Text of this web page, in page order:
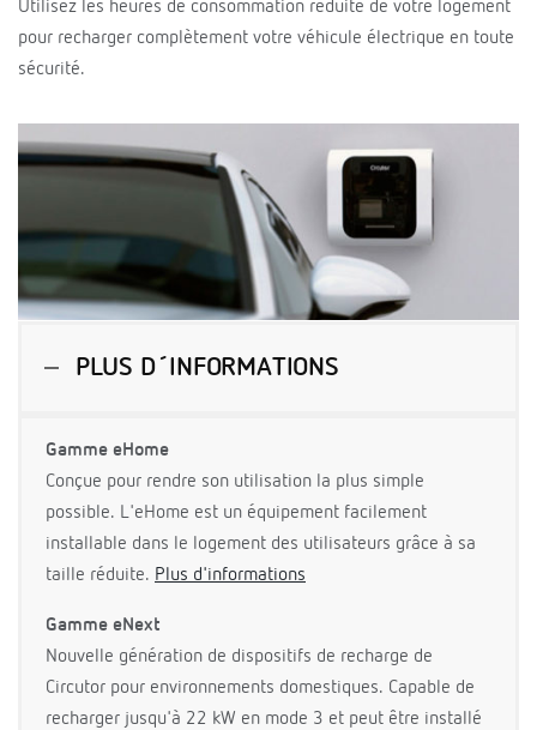
Utilisez les heures de consommation réduite de votre logement
pour recharger complètement votre véhicule électrique en toute
sécurité.
PLUS D´INFORMATIONS
Gamme eHome
Conçue pour rendre son utilisation la plus simple
possible. L'eHome est un équipement facilement
installable dans le logement des utilisateurs grâce à sa
taille réduite. Plus d'informations
Gamme eNext
Nouvelle génération de dispositifs de recharge de
Circutor pour environnements domestiques. Capable de
recharger jusqu'à 22 kW en mode 3 et peut être installé